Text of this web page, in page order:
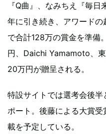
『Q曲』、なみちえ『毎
年に引き続き、アワード
で合計128万の賞金を準備
円、Daichi Yamamoto、
20万円が贈呈される。
特設サイトでは選考会後
ポート。後藤による大賞
載を予定している。